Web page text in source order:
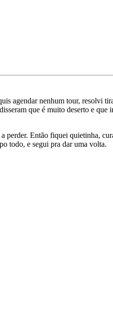
agendar nenhum tour, resolvi
que é muito deserto e que
perder. Então fiquei quietinha,
todo, e segui pra dar uma volta.